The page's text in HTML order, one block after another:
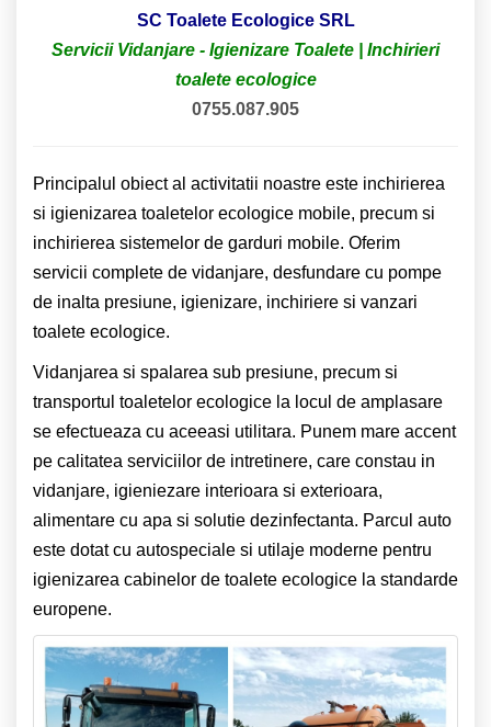
SC Toalete Ecologice SRL
Servicii Vidanjare - Igienizare Toalete | Inchirieri
toalete ecologice
0755.087.905
Principalul obiect al activitatii noastre este inchirierea
si igienizarea toaletelor ecologice mobile, precum si
inchirierea sistemelor de garduri mobile. Oferim
servicii complete de vidanjare, desfundare cu pompe
de inalta presiune, igienizare, inchiriere si vanzari
toalete ecologice.
Vidanjarea si spalarea sub presiune, precum si
transportul toaletelor ecologice la locul de amplasare
se efectueaza cu aceeasi utilitara. Punem mare accent
pe calitatea serviciilor de intretinere, care constau in
vidanjare, igieniezare interioara si exterioara,
alimentare cu apa si solutie dezinfectanta. Parcul auto
este dotat cu autospeciale si utilaje moderne pentru
igienizarea cabinelor de toalete ecologice la standarde
europene.